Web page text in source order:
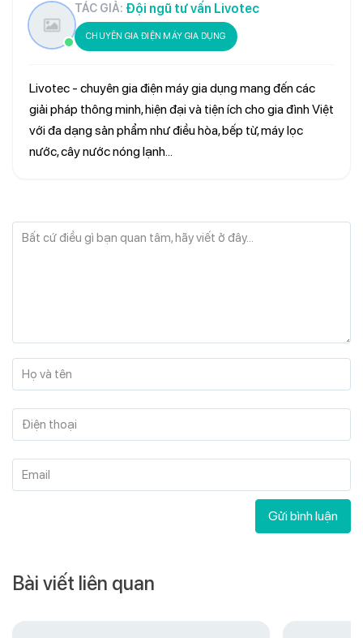
TÁC GIẢ: Đội ngũ tư vấn Livotec
CHUYÊN GIA ĐIỆN MÁY GIA DỤNG
Livotec - chuyên gia điện máy gia dụng mang đến các
giải pháp thông minh, hiện đại và tiện ích cho gia đình Việt
với đa dạng sản phẩm như điều hòa, bếp từ, máy lọc
nước, cây nước nóng lạnh...
Bất cứ điều gì bạn quan tâm, hãy viết ở đây...
Họ và tên
Điện thoại
Email
Gửi bình luận
Bài viết liên quan